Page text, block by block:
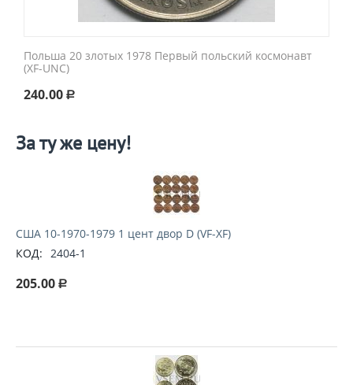
Польша 20 злотых 1978 Первый польский космонавт
(XF-UNC)
240.00 Р
За ту же цену!
США 10-1970-1979 1 цент двор D (VF-XF)
КОД: 2404-1
205.00 Р